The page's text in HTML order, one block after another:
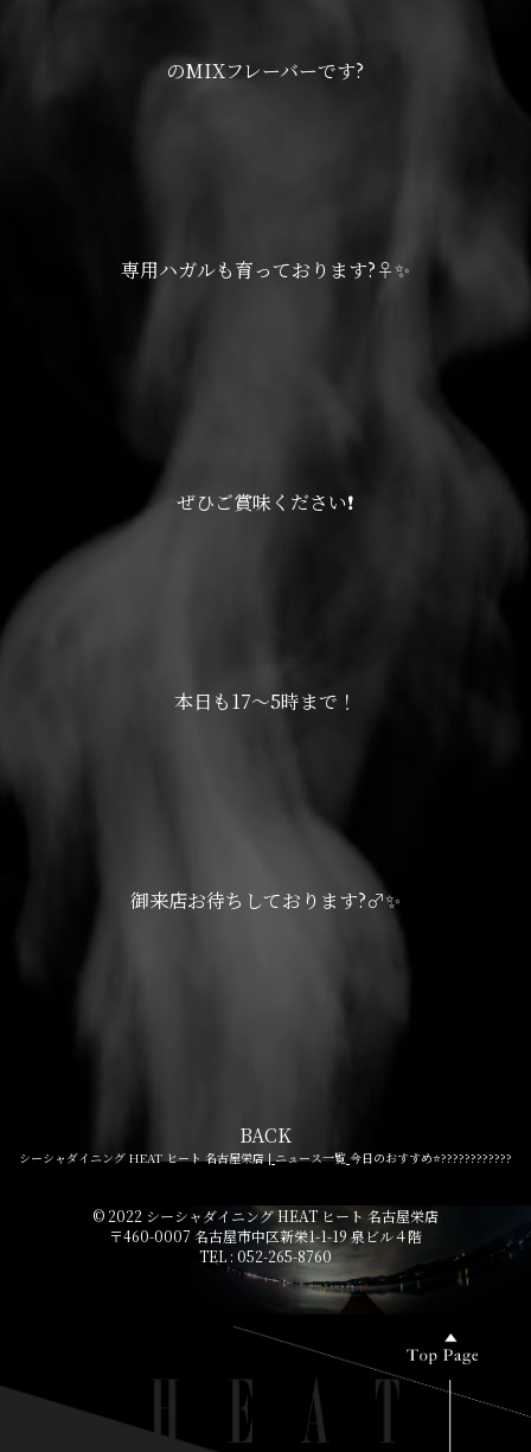
のMIXフレーバーです?
専用ハガルも育っております?‍♀️✨
ぜひご賞味ください❗️
本日も17〜5時まで！
御来店お待ちしております?‍♂️✨
BACK
シーシャダイニング HEAT ヒート 名古屋栄店 | ニュース一覧 今日のおすすめ⭐????????????︎︎︎︎
© 2022 シーシャダイニング HEAT ヒート 名古屋栄店
〒460-0007 名古屋市中区新栄1-1-19 泉ビル４階
TEL : 052-265-8760